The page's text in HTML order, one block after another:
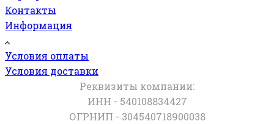
Контакты
Информация
Условия оплаты
Условия доставки
Реквизиты компании:
ИНН - 540108834427
ОГРНИП - 304540718900038